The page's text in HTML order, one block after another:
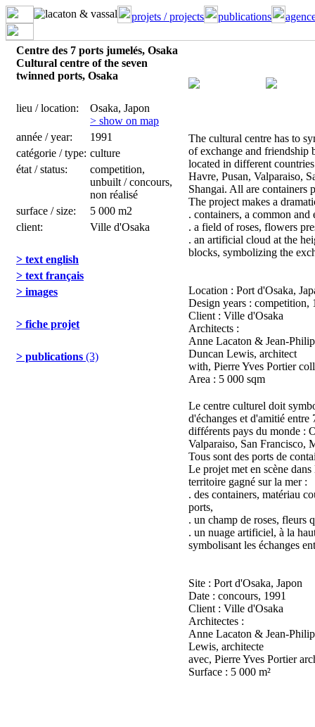
projets / projects publications
Centre des 7 ports jumelés, Osaka
Cultural centre of the seven
twinned ports, Osaka
lieu / location:
Osaka, Japon
> show on map
année / year:
1991
catégorie / type: culture
état / status:
competition,
unbuilt / concours,
non réalisé
surface / size:
5 000 m2
client:
Ville d'Osaka
> text english
> text français
> images
> fiche projet
> publications (3)
The cultural centre has to
of exchange and friendship
located in different
Havre, Pusan, Valparaiso,
Shangai. All are containers
The project makes a
. containers, a common
. a field of roses, flowers
. an artificial cloud at the
blocks, symbolizing the
Location : Port d'Osaka,
Design years : competition,
Client : Ville d'Osaka
Architects :
Anne Lacaton & Jean-
Duncan Lewis, architect
with, Pierre Yves Portier
Area : 5 000 sqm
Le centre culturel doit
d'échanges et d'amitié entre
différents pays du monde :
Valparaiso, San Francisco,
Tous sont des ports de
Le projet met en scène
territoire gagné sur la mer :
. des containers, matériau
ports,
. un champ de roses, fleurs
. un nuage artificiel, à la
symbolisant les échanges
Site : Port d'Osaka, Japon
Date : concours, 1991
Client : Ville d'Osaka
Architectes :
Anne Lacaton & Jean-
Lewis, architecte
avec, Pierre Yves Portier
Surface : 5 000 m²